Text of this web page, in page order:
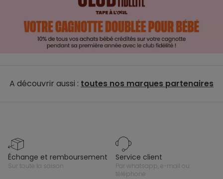
A découvrir aussi : toutes nos marques partenaires
échange et remboursement
sur toute la saison
service client
par whatsapp, e-mail ou
téléphone